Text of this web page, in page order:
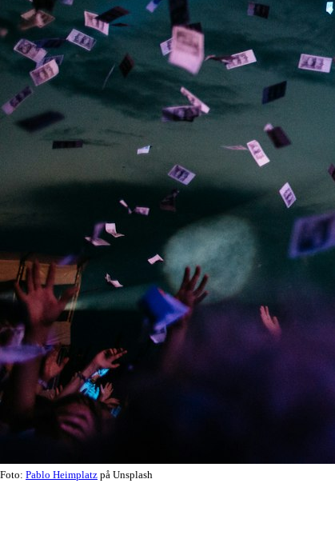
Foto: Pablo Heimplatz på Unsplash